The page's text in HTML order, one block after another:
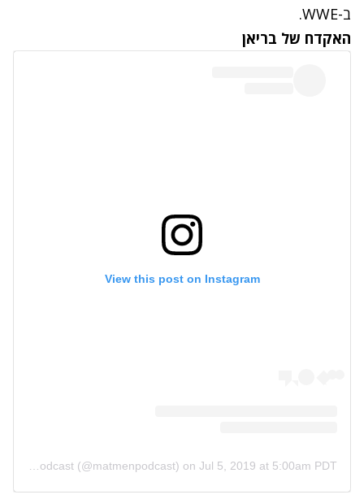
ב-WWE.
האקדח של בריאן
View this post on Instagram
on Jul 5, 2019 at 5:00am PDT